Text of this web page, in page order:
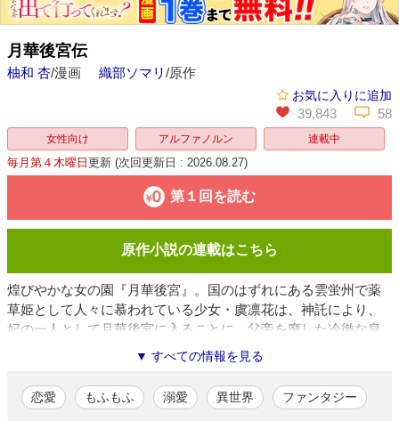
月華後宮伝
柚和 杏/漫画 織部ソマリ /原作
お気に入りに追加
39,843 58
女性向け アルファノルン 連載中
毎月第４木曜日更新 (次回更新日 : 2026.08.27)
第１回を読む
原作小説の連載はこちら
煌びやかな女の園『月華後宮』。国のはずれにある雲蛍州で薬
草姫として人々に慕われている少女・虞凛花は、神託により、
妃の一人として月華後宮に入ることに。父帝を廃した冷徹な皇
帝・紫曄に嫁ぐ凛花を憐れむ声が聞こえる中、彼女はその胸に
ひとつの決意を宿していた。凛花の目的は、皇帝の寵愛を得る
ことではなく、自らの最大の秘密である“虎化”の謎を解き明かす
こと。だが後宮入り早々、その秘密を紫曄に知られてしま
▼ すべての情報を見る
恋愛 もふもふ 溺愛 異世界 ファンタジー